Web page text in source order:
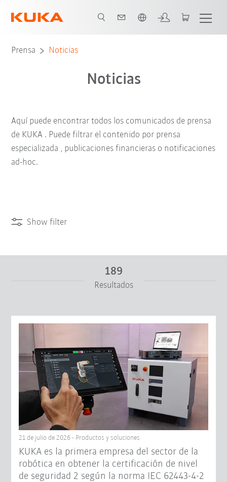
Prensa Noticias
Noticias
Aquí puede encontrar todos los comunicados de prensa
de KUKA . Puede filtrar el contenido por prensa
especializada , publicaciones financieras o notificaciones
ad-hoc.
Show filter
Restablecer filtro
189
Resultados
21 de julio de 2026 - Productos y soluciones
KUKA es la primera empresa del sector de la
robótica en obtener la certificación de nivel
de seguridad 2 según la norma IEC 62443-4-2